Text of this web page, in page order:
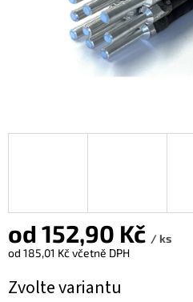
od 152,90 Kč / ks
od 185,01 Kčvčetně DPH
cena:
Zvolte variantu